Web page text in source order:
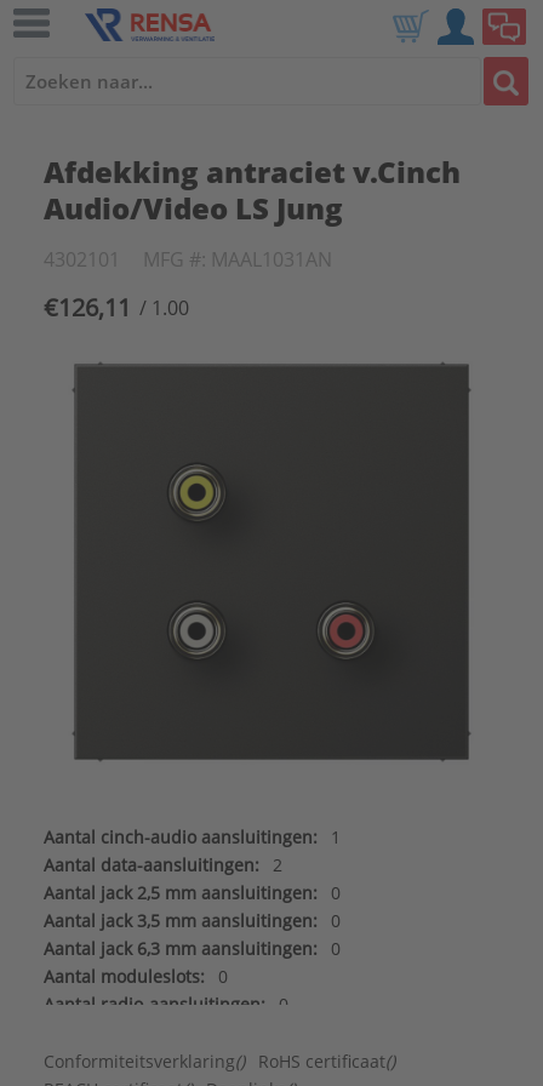
Afdekking antraciet v.Cinch
Audio/Video LS Jung
4302101 MFG #: MAAL1031AN
€126,11 / 1.00
Aantal cinch-audio aansluitingen:
1
Aantal data-aansluitingen:
2
Aantal jack 2,5 mm aansluitingen:
0
Aantal jack 3,5 mm aansluitingen:
0
Aantal jack 6,3 mm aansluitingen:
0
Aantal moduleslots:
0
Aantal radio-aansluitingen:
0
Aantal Sub-D aansluitingen 15-polig:
0
Conformiteitsverklaring() RoHS certificaat()